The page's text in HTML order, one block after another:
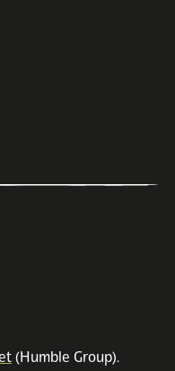
(Humble Group).